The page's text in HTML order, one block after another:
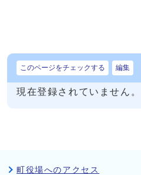
このページをチェックする 編集
現在登録されていません。
町役場へのアクセス